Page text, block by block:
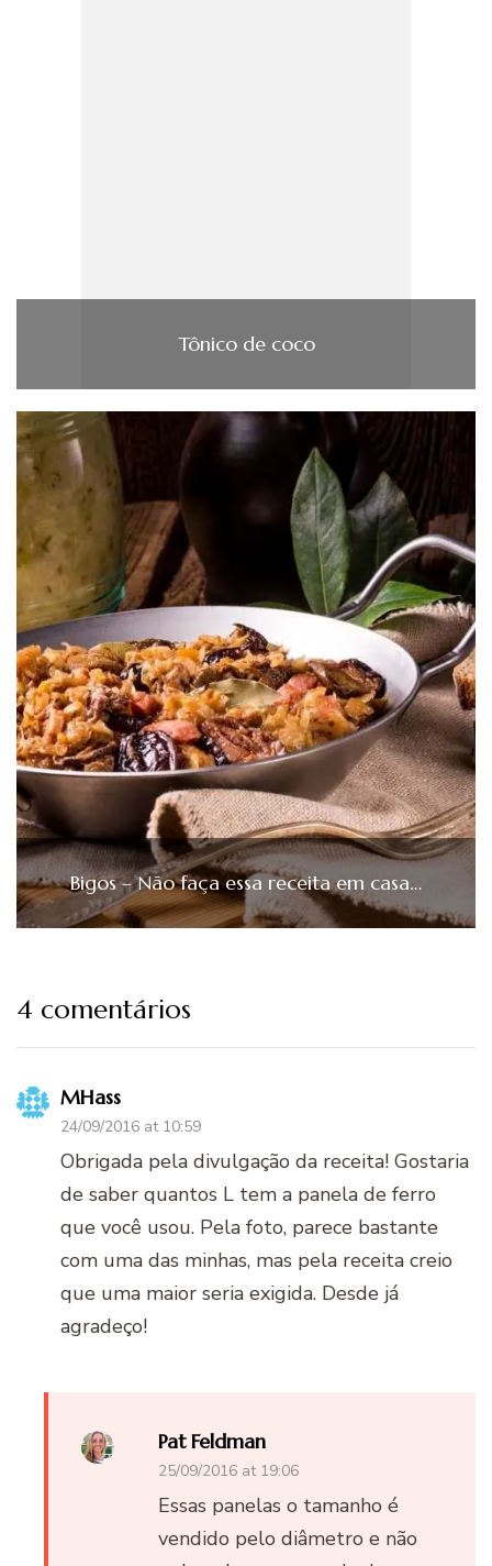
Tônico de coco
Bigos – Não faça essa receita em casa…
4 comentários
MHass
24/09/2016 at 10:59
Obrigada pela divulgação da receita! Gostaria
de saber quantos L tem a panela de ferro
que você usou. Pela foto, parece bastante
com uma das minhas, mas pela receita creio
que uma maior seria exigida. Desde já
agradeço!
Pat Feldman
25/09/2016 at 19:06
Essas panelas o tamanho é
vendido pelo diâmetro e não